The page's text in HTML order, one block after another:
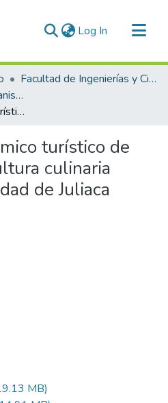
Log In (current)
Facultad de Ingenierías y Ciencias Puras
E.P. Arquitectura y Urbanismo
Centro gastronómico turístico de difusión de la cultura culinaria andina en la Ciudad de Juliaca 2024
turístico de
culinaria
de Juliaca
MB)